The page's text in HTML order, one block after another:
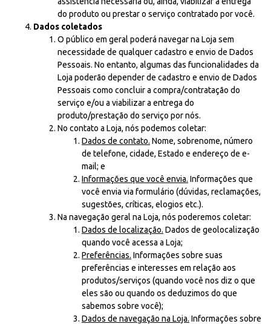
do produto ou prestar o serviço contratado por você.
Dados coletados
O público em geral poderá navegar na Loja sem
necessidade de qualquer cadastro e envio de Dados
Pessoais. No entanto, algumas das funcionalidades da
Loja poderão depender de cadastro e envio de Dados
Pessoais como concluir a compra/contratação do
serviço e/ou a viabilizar a entrega do
produto/prestação do serviço por nós.
No contato a Loja, nós podemos coletar:
Dados de contato. Nome, sobrenome, número
de telefone, cidade, Estado e endereço de e-
mail; e
Informações que você envia. Informações que
você envia via formulário (dúvidas, reclamações,
sugestões, críticas, elogios etc.).
Na navegação geral na Loja, nós poderemos coletar:
Dados de localização. Dados de geolocalização
quando você acessa a Loja;
Preferências. Informações sobre suas
preferências e interesses em relação aos
produtos/serviços (quando você nos diz o que
eles são ou quando os deduzimos do que
sabemos sobre você);
Dados de navegação na Loja. Informações sobre